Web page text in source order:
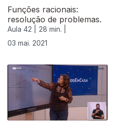
Funções racionais:
resolução de problemas.
Aula 42 |
28 min. |
03 mai. 2021
544062